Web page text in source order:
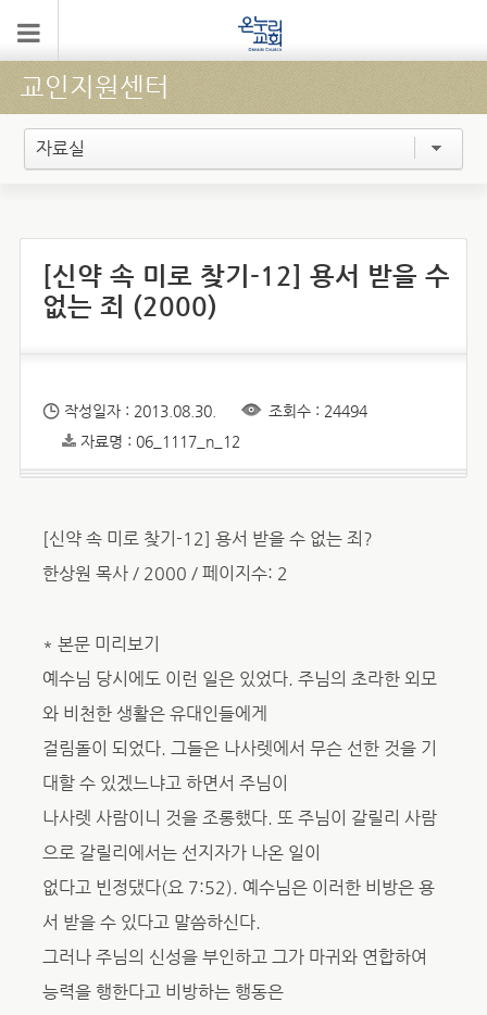
교인지원센터
자료실
[신약 속 미로 찾기-12] 용서 받을 수
없는 죄 (2000)
작성일자 : 2013.08.30.
조회수 : 24494
자료명 : 06_1117_n_12
[신약 속 미로 찾기-12] 용서 받을 수 없는 죄?
한상원 목사 / 2000 / 페이지수: 2
* 본문 미리보기
예수님 당시에도 이런 일은 있었다. 주님의 초라한 외모
와 비천한 생활은 유대인들에게
걸림돌이 되었다. 그들은 나사렛에서 무슨 선한 것을 기
대할 수 있겠느냐고 하면서 주님이
나사렛 사람이니 것을 조롱했다. 또 주님이 갈릴리 사람
으로 갈릴리에서는 선지자가 나온 일이
없다고 빈정댔다(요 7:52). 예수님은 이러한 비방은 용
서 받을 수 있다고 말씀하신다.
그러나 주님의 신성을 부인하고 그가 마귀와 연합하여
능력을 행한다고 비방하는 행동은